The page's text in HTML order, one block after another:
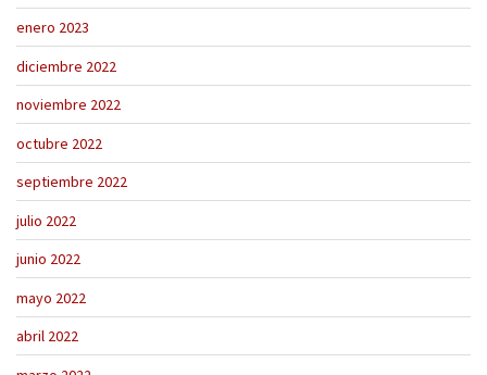
enero 2023
diciembre 2022
noviembre 2022
octubre 2022
septiembre 2022
julio 2022
junio 2022
mayo 2022
abril 2022